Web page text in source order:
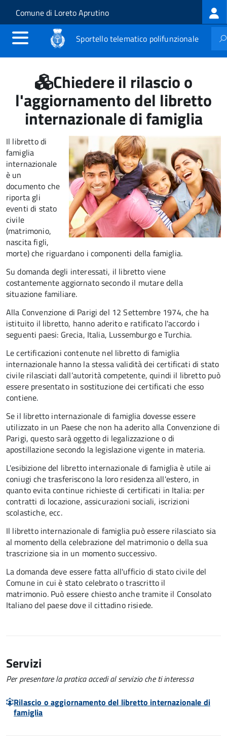
Salta al contenuto principale
Skip to site navigation
Comune di Loreto Aprutino
Sportello telematico polifunzionale
Chiedere il rilascio o
l'aggiornamento del libretto
internazionale di famiglia
Il libretto di
famiglia
internazionale
è un
documento che
riporta gli
eventi di stato
civile
(matrimonio,
nascita figli,
morte) che riguardano i componenti della famiglia.
Su domanda degli interessati, il libretto viene
costantemente aggiornato secondo il mutare della
situazione familiare.
Alla Convenzione di Parigi del 12 Settembre 1974, che ha
istituito il libretto, hanno aderito e ratificato l'accordo i
seguenti paesi: Grecia, Italia, Lussemburgo e Turchia.
Le certificazioni contenute nel libretto di famiglia
internazionale hanno la stessa validità dei certificati di stato
civile rilasciati dall’autorità competente, quindi il libretto può
essere presentato in sostituzione dei certificati che esso
contiene.
Se il libretto internazionale di famiglia dovesse essere
utilizzato in un Paese che non ha aderito alla Convenzione di
Parigi, questo sarà oggetto di legalizzazione o di
apostillazione secondo la legislazione vigente in materia.
L'esibizione del libretto internazionale di famiglia è utile ai
coniugi che trasferiscono la loro residenza all'estero, in
quanto evita continue richieste di certificati in Italia: per
contratti di locazione, assicurazioni sociali, iscrizioni
scolastiche, ecc.
Il libretto internazionale di famiglia può essere rilasciato sia
al momento della celebrazione del matrimonio o della sua
trascrizione sia in un momento successivo.
La domanda deve essere fatta all'ufficio di stato civile del
Comune in cui è stato celebrato o trascritto il
matrimonio. Può essere chiesto anche tramite il Consolato
Italiano del paese dove il cittadino risiede.
Servizi
Per presentare la pratica accedi al servizio che ti interessa
Rilascio o aggiornamento del libretto internazionale di
famiglia